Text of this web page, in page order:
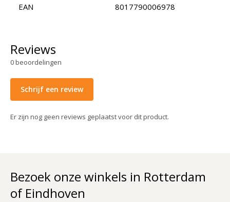
EAN 8017790006978
Reviews
0beoordelingen
Schrijf een review
Er zijn nog geen reviews geplaatst voor dit product.
Bezoek onze winkels in Rotterdam
of Eindhoven